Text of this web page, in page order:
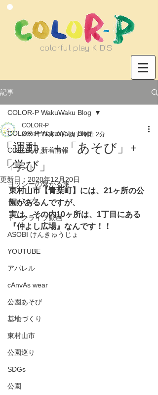
​colorful play KID'S
記事
COLOR-P WakuWaku Blog
COLOR-P 新着情報
イベント
ヨッシーの繋がる旅
キャンプ
トークライブ動画
ASOBI けんきゅうじょ
YOUTUBE
アパレル
cAnvAs wear
公園あそび
基地づくり
東村山市
公園巡り
SDGs
公園
COLOR-P WakuWaku Blog
「運動」＋「あそび」+
「学び」
COLOR-P
2020年11月23日 読了時間: 2分
更新日： 2020年12月20日
東村山市【青葉町】には、21ヶ所の公
園があるんですが、
実は、その内10ヶ所は、1丁目にある
『仲よし広場』なんです！！